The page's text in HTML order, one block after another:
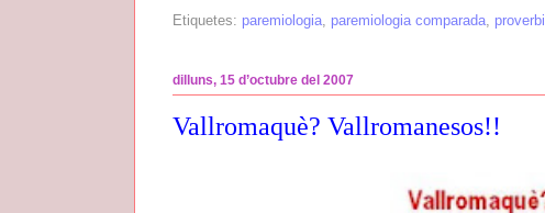
Etiquetes: paremiologia paremiologia comparada
dilluns, 15 d’octubre del 2007
Vallromaquè? Vallromanesos!!